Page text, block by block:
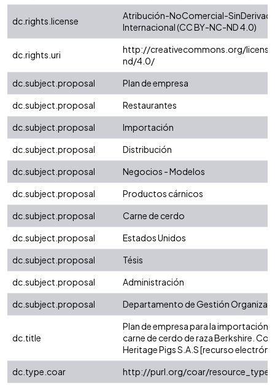
dc.rights.license
Atribución-NoComercial-
Internacional (CC BY-NC-ND 4.0)
dc.rights.uri
http://creativecommons.org/
nd/4.0/
dc.subject.proposal
Plan de empresa
dc.subject.proposal
Restaurantes
dc.subject.proposal
Importación
dc.subject.proposal
Distribución
dc.subject.proposal
Negocios - Modelos
dc.subject.proposal
Productos cárnicos
dc.subject.proposal
Carne de cerdo
dc.subject.proposal
Estados Unidos
dc.subject.proposal
Tésis
dc.subject.proposal
Administración
dc.subject.proposal
Departamento de Gestión
dc.title
Plan de empresa para la importación
carne de cerdo de raza Berkshire.
Heritage Pigs S.A.S [recurso
dc.type.coar
http://purl.org/coar/resource_type/